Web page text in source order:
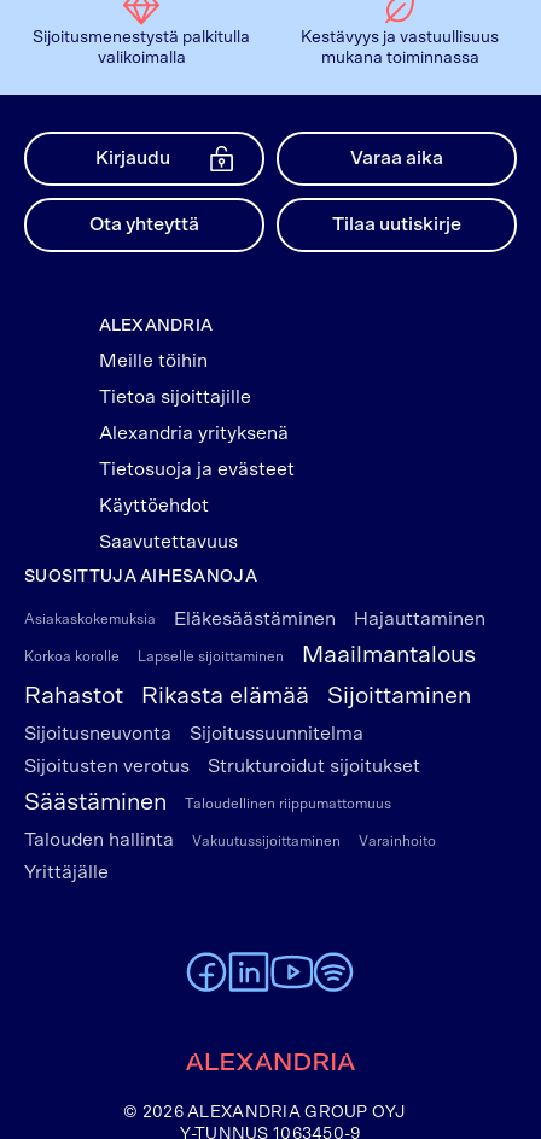
Sijoitusmenestystä palkitulla
valikoimalla
Kestävyys ja vastuullisuus
mukana toiminnassa
Kirjaudu Varaa aika
Ota yhteyttä Tilaa uutiskirje
ALEXANDRIA
Meille töihin
Tietoa sijoittajille
Alexandria yrityksenä
Tietosuoja ja evästeet
Käyttöehdot
Saavutettavuus
SUOSITTUJA AIHESANOJA
Asiakaskokemuksia Eläkesäästäminen Hajauttaminen
Korkoa korolle Lapselle sijoittaminen
Maailmantalous
Rahastot
Rikasta elämää Sijoittaminen
Sijoitusneuvonta
Sijoitussuunnitelma
Sijoitusten verotus
Strukturoidut sijoitukset
Säästäminen Taloudellinen riippumattomuus
Talouden hallinta Vakuutussijoittaminen Varainhoito
Yrittäjälle
© 2026 ALEXANDRIA GROUP OYJ
Y-TUNNUS 1063450-9
To Alexandria Facebook page
To Alexandria LinkedIn page
To Alexandria Youtube page
To Alexandria Spotify